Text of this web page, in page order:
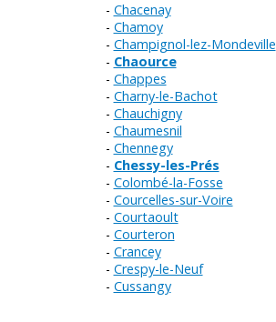
Chacenay
Chamoy
Champignol-lez-Mondeville
Chaource
Chappes
Charny-le-Bachot
Chauchigny
Chaumesnil
Chennegy
Chessy-les-Prés
Colombé-la-Fosse
Courcelles-sur-Voire
Courtaoult
Courteron
Crancey
Crespy-le-Neuf
Cussangy